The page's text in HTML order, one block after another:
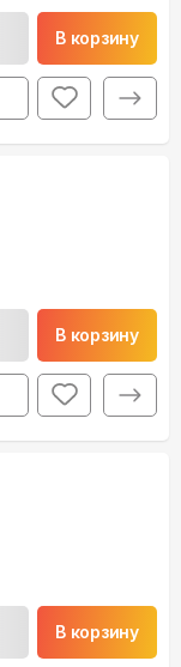
В корзину
В корзину
В корзину